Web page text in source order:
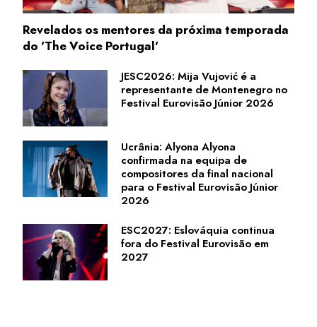
Revelados os mentores da próxima temporada
do 'The Voice Portugal'
JESC2026: Mija Vujović é a
representante de Montenegro no
Festival Eurovisão Júnior 2026
Ucrânia: Alyona Alyona
confirmada na equipa de
compositores da final nacional
para o Festival Eurovisão Júnior
2026
ESC2027: Eslováquia continua
fora do Festival Eurovisão em
2027